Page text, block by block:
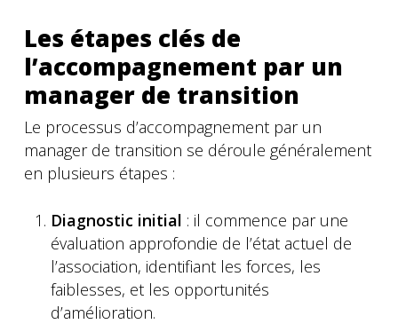
Les étapes clés de
l’accompagnement par un
manager de transition
Le processus d’accompagnement par un
manager de transition se déroule généralement
en plusieurs étapes :
Diagnostic initial : il commence par une
évaluation approfondie de l’état actuel de
l’association, identifiant les forces, les
faiblesses, et les opportunités
d’amélioration.